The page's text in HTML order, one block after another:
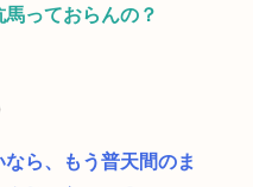
っておらんの？
ら、もう普天間のま